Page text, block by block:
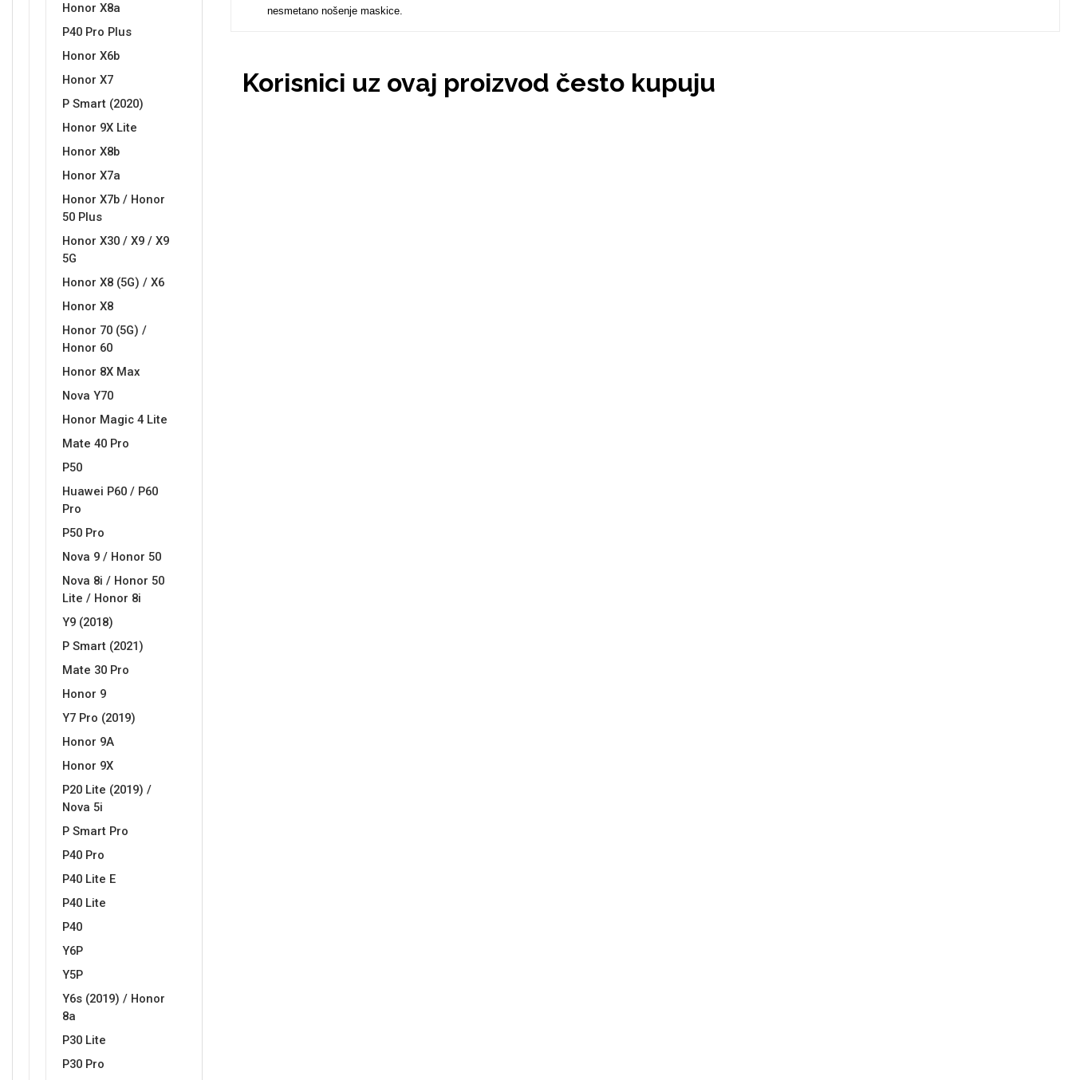
Honor X8a
P40 Pro Plus
Honor X6b
Honor X7
P Smart (2020)
Honor 9X Lite
Honor X8b
Honor X7a
Honor X7b / Honor
50 Plus
Honor X30 / X9 / X9
5G
Honor X8 (5G) / X6
Honor X8
Honor 70 (5G) /
Honor 60
Honor 8X Max
Nova Y70
Honor Magic 4 Lite
Mate 40 Pro
P50
Huawei P60 / P60
Pro
P50 Pro
Nova 9 / Honor 50
Nova 8i / Honor 50
Lite / Honor 8i
Y9 (2018)
P Smart (2021)
Mate 30 Pro
Honor 9
Y7 Pro (2019)
Honor 9A
Honor 9X
P20 Lite (2019) /
Nova 5i
P Smart Pro
P40 Pro
P40 Lite E
P40 Lite
P40
Y6P
Y5P
Y6s (2019) / Honor
8a
P30 Lite
P30 Pro
nesmetano nošenje maskice.
Korisnici uz ovaj proizvod često kupuju
Quotes Collection
Zodiac
Doodles
Za njega
Svijet životinja
Mandale / Cvjetni motivi
Crtani filmovi